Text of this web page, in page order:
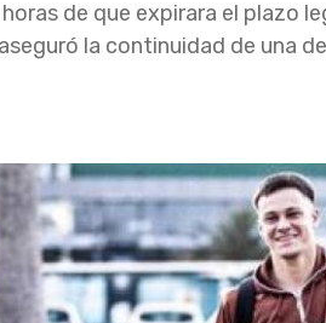
de que expirara el plazo
la continuidad de una